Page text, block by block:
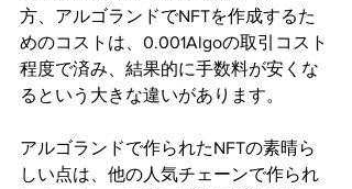
方、アルゴランドでNFTを作成するた
めのコストは、0.001Algoの取引コスト
程度で済み、結果的に手数料が安くな
るという大きな違いがあります。
アルゴランドで作られたNFTの素晴ら
しい点は、他の人気チェーンで作られ